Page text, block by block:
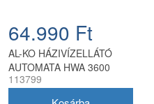
64.990 Ft
AL-KO HÁZIVÍZELLÁTÓ
AUTOMATA HWA 3600
113799